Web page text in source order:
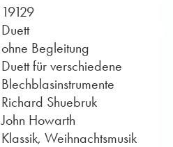
19129
Duett
ohne Begleitung
Duett für verschiedene
Blechblasinstrumente
Richard Shuebruk
John Howarth
Klassik, Weihnachtsmusik